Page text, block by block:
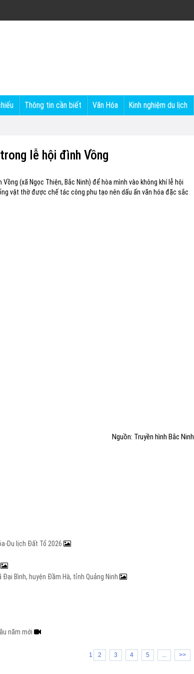
Thông tin cần biết Văn Hóa Kinh nghiệm du lịch
lễ hội đình Vồng
(xã Ngọc Thiện, Bắc Ninh) để hòa mình vào không khí lễ hội
vật thờ được chế tác công phu tạo nên dấu ấn văn hóa đặc sắc
Nguồn: Truyền hình Bắc Ninh
Du lịch Đất Tổ 2026
Bình, huyện Đầm Hà, tỉnh Quảng Ninh
năm mới
1 2 3 4 5 ... >>